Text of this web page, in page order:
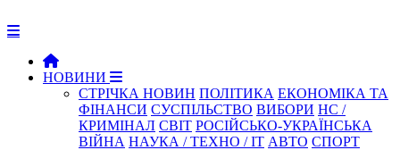
НОВИНИ
СТРІЧКА НОВИН ПОЛІТИКА ЕКОНОМІКА ТА
ФІНАНСИ СУСПІЛЬСТВО ВИБОРИ НС /
КРИМІНАЛ СВІТ РОСІЙСЬКО-УКРАЇНСЬКА
ВІЙНА НАУКА / ТЕХНО / IT АВТО СПОРТ